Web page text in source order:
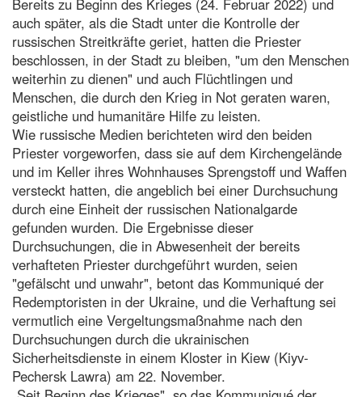
Bereits zu Beginn des Krieges (24. Februar 2022) und
auch später, als die Stadt unter die Kontrolle der
russischen Streitkräfte geriet, hatten die Priester
beschlossen, in der Stadt zu bleiben, "um den Menschen
weiterhin zu dienen" und auch Flüchtlingen und
Menschen, die durch den Krieg in Not geraten waren,
geistliche und humanitäre Hilfe zu leisten.
Wie russische Medien berichteten wird den beiden
Priester vorgeworfen, dass sie auf dem Kirchengelände
und im Keller ihres Wohnhauses Sprengstoff und Waffen
versteckt hatten, die angeblich bei einer Durchsuchung
durch eine Einheit der russischen Nationalgarde
gefunden wurden. Die Ergebnisse dieser
Durchsuchungen, die in Abwesenheit der bereits
verhafteten Priester durchgeführt wurden, seien
"gefälscht und unwahr", betont das Kommuniqué der
Redemptoristen in der Ukraine, und die Verhaftung sei
vermutlich eine Vergeltungsmaßnahme nach den
Durchsuchungen durch die ukrainischen
Sicherheitsdienste in einem Kloster in Kiew (Kiyv-
Pechersk Lawra) am 22. November.